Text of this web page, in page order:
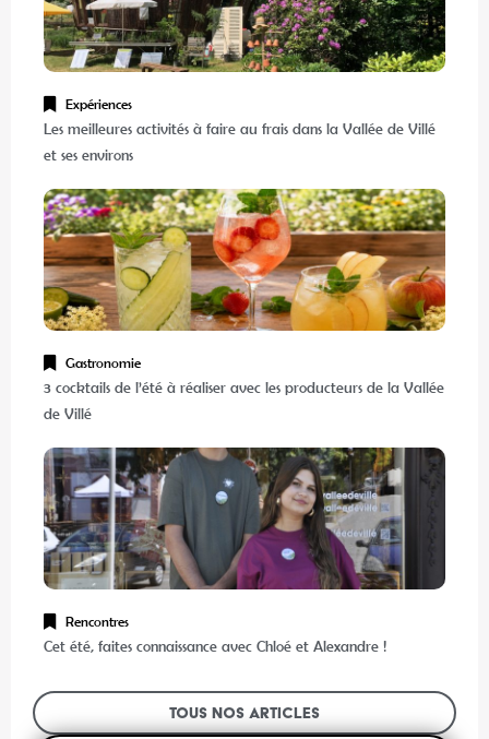
Expériences
Les meilleures activités à faire au frais dans la Vallée de Villé
et ses environs
Gastronomie
3 cocktails de l’été à réaliser avec les producteurs de la Vallée
de Villé
Rencontres
Cet été, faites connaissance avec Chloé et Alexandre !
Tous nos articles